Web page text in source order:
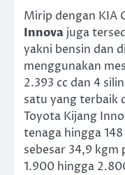
Mirip dengan KIA
Innova juga
yakni bensin dan
menggunakan
2.393 cc dan 4
satu yang terbaik
Toyota Kijang
tenaga hingga
sebesar 34,9
1.900 hingga